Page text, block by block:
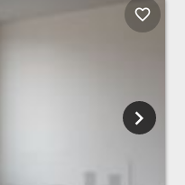
favorite_border
chevron_right